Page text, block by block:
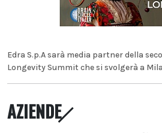
Edra S.p.A sarà media partner della
Longevity Summit che si svolgerà a
AZIENDE